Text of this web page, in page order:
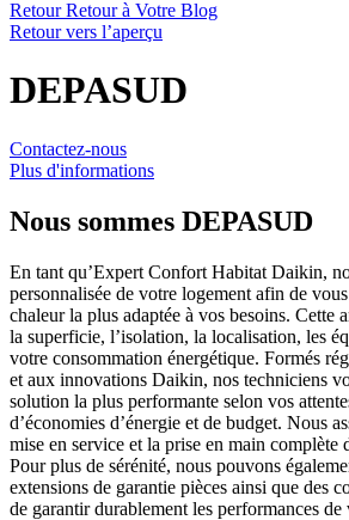
Retour Retour à Votre Blog
Retour vers l’aperçu
DEPASUD
Contactez-nous
Plus d'informations
Nous sommes DEPASUD
En tant qu’Expert Confort Habitat Daikin,
personnalisée de votre logement afin de
chaleur la plus adaptée à vos besoins. Cette
la superficie, l’isolation, la localisation, les
votre consommation énergétique. Formés
et aux innovations Daikin, nos techniciens
solution la plus performante selon vos
d’économies d’énergie et de budget. Nous
mise en service et la prise en main complète
Pour plus de sérénité, nous pouvons
extensions de garantie pièces ainsi que des
de garantir durablement les performances